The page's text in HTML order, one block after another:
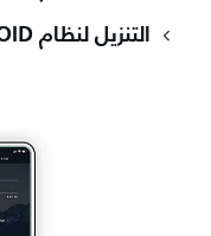
التنزيل لنظام ANDROID